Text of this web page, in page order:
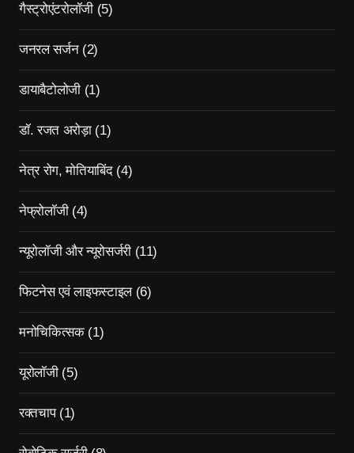
गैस्ट्रोएंटरोलॉजी(5)
जनरल सर्जन(2)
डायाबैटोलोजी(1)
डॉ. रजत अरोड़ा(1)
नेत्र रोग, मोतियाबिंद(4)
नेफ्रोलॉजी(4)
न्यूरोलॉजी और न्यूरोसर्जरी(11)
फिटनेस एवं लाइफस्टाइल(6)
मनोचिकित्सक(1)
यूरोलॉजी(5)
रक्तचाप(1)